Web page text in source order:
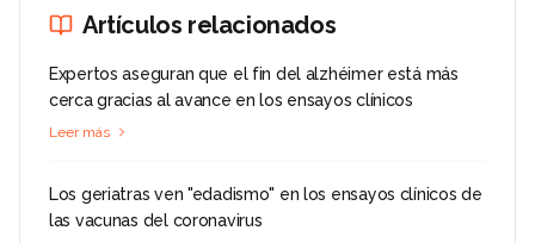
Artículos relacionados
Expertos aseguran que el fin del alzhéimer está más
cerca gracias al avance en los ensayos clínicos
Leer más
Los geriatras ven "edadismo" en los ensayos clínicos de
las vacunas del coronavirus